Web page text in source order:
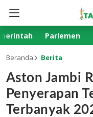
Parlemen
Beranda Berita
Aston Jambi
Penyerapan
Terbanyak